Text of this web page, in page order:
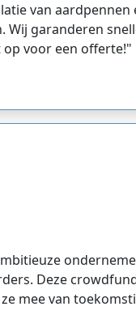
van
garanderen
voor een offerte!"
Deze
mee van